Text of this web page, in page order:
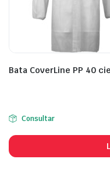
Bata CoverLine PP 40
Consultar